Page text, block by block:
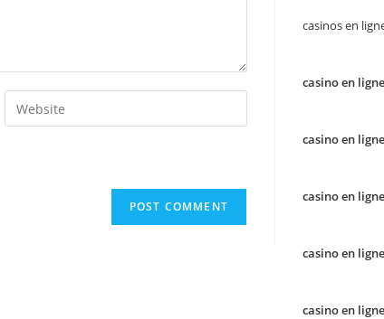
Enter
your
casinos en
casino en
casino en
casino en
casino en
casino en